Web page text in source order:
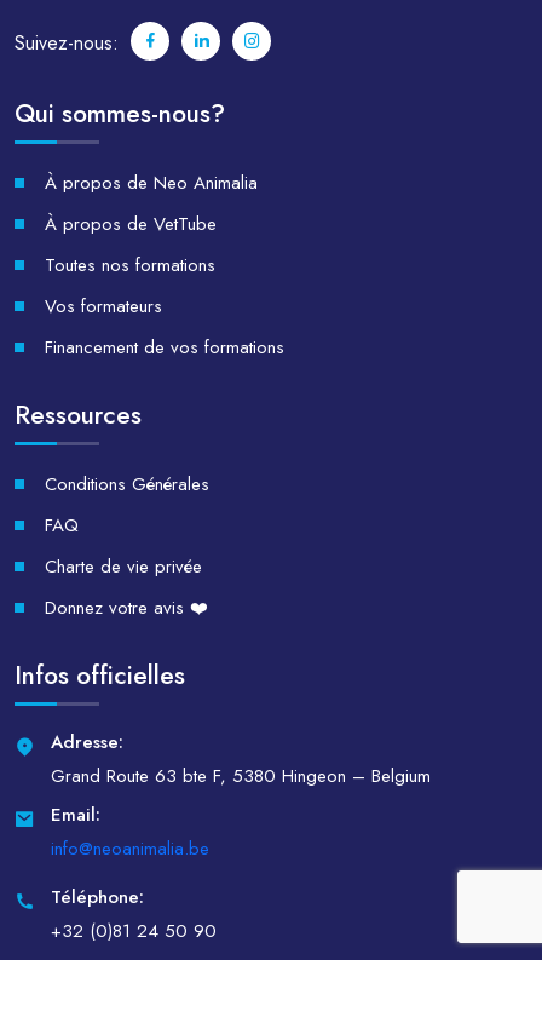
Suivez-nous:
Qui sommes-nous?
À propos de Neo Animalia
À propos de VetTube
Toutes nos formations
Vos formateurs
Financement de vos formations
Ressources
Conditions Générales
FAQ
Charte de vie privée
Donnez votre avis ❤️
Infos officielles
Adresse:
Grand Route 63 bte F, 5380 Hingeon – Belgium
Email:
info@neoanimalia.be
Téléphone:
+32 (0)81 24 50 90